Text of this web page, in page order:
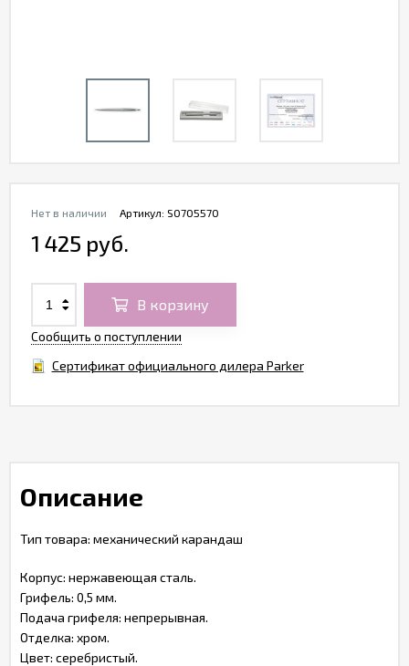
Артикул: S0705570
Нет в наличии
1 425 руб.
В корзину
Сообщить о поступлении
Сертификат официального дилера Parker
Описание
Тип товара: механический карандаш
Корпус: нержавеющая сталь.
Грифель: 0,5 мм.
Подача грифеля: непрерывная.
Отделка: хром.
Цвет: серебристый.